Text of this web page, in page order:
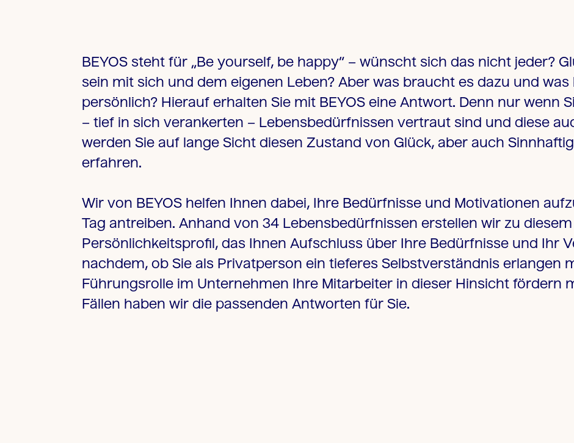
BEYOS steht für „Be yourself, be happy“ – wünscht sich das nicht jeder?
sein mit sich und dem eigenen Leben? Aber was braucht es dazu und was
persönlich? Hierauf erhalten Sie mit BEYOS eine Antwort. Denn nur wenn
– tief in sich verankerten – Lebensbedürfnissen vertraut sind und diese
werden Sie auf lange Sicht diesen Zustand von Glück, aber auch
erfahren.
Wir von BEYOS helfen Ihnen dabei, Ihre Bedürfnisse und Motivationen
Tag antreiben. Anhand von 34 Lebensbedürfnissen erstellen wir zu
Persönlichkeitsprofil, das Ihnen Aufschluss über Ihre Bedürfnisse und Ihr
nachdem, ob Sie als Privatperson ein tieferes Selbstverständnis erlangen
Führungsrolle im Unternehmen Ihre Mitarbeiter in dieser Hinsicht fördern
Fällen haben wir die passenden Antworten für Sie.